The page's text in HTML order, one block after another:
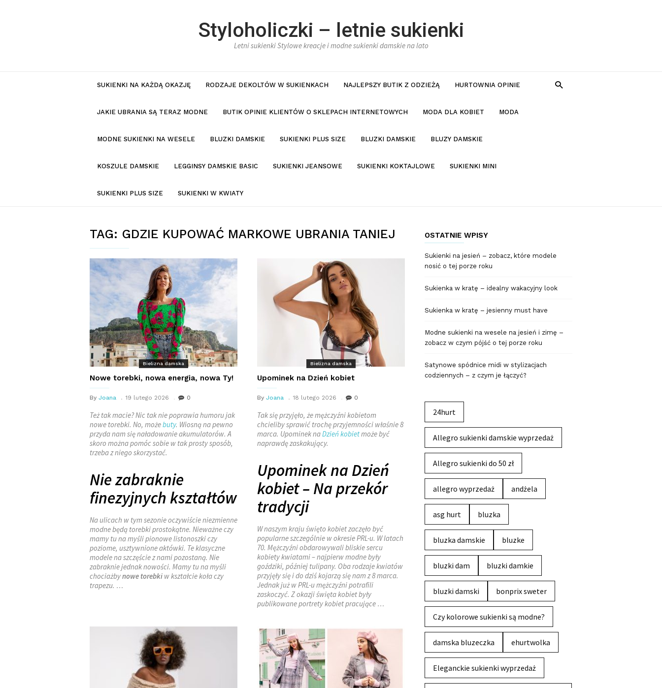
Styloholiczki – letnie sukienki
Letni sukienki Stylowe kreacje i modne sukienki damskie na lato
SUKIENKI NA KAŻDĄ OKAZJĘ RODZAJE DEKOLTÓW W SUKIENKACH NAJLEPSZY BUTIK Z ODZIEŻĄ HURTOWNIA OPINIE
JAKIE UBRANIA SĄ TERAZ MODNE BUTIK OPINIE KLIENTÓW O SKLEPACH INTERNETOWYCH MODA DLA KOBIET MODA
MODNE SUKIENKI NA WESELE BLUZKI DAMSKIE SUKIENKI PLUS SIZE BLUZKI DAMSKIE BLUZY DAMSKIE
KOSZULE DAMSKIE LEGGINSY DAMSKIE BASIC SUKIENKI JEANSOWE SUKIENKI KOKTAJLOWE SUKIENKI MINI
SUKIENKI PLUS SIZE SUKIENKI W KWIATY
TAG: GDZIE KUPOWAĆ MARKOWE UBRANIA TANIEJ
Bielizna damska
Nowe torebki, nowa energia, nowa Ty!
By Joana 19 lutego 2026 0
Też tak macie? Nic tak nie poprawia humoru jak
nowe torebki. No, możebuty. Wiosną na pewno
przyda nam się naładowanie akumulatorów. A
skoro można pomóc sobie w tak prosty sposób,
trzeba z niego skorzystać.
Nie zabraknie
finezyjnych kształtów
Na ulicach w tym sezonie oczywiście niezmienne
modne będą torebki prostokątne. Nieważne czy
mamy tu na myśli pionowe listonoszki czy
poziome, usztywnione aktówki. Te klasyczne
modele na szczęście z nami pozostaną. Nie
zabraknie jednak nowości. Mamy tu na myśli
chociażbynowe torebki w kształcie koła czy
trapezu. …
Bielizna damska
Upominek na Dzień kobiet
By Joana 18 lutego 2026 0
Tak się przyjęło, że mężczyźni kobietom
chcieliby sprawić trochę przyjemności właśnie 8
marca. Upominek naDzień kobietmoże być
naprawdę zaskakujący.
Upominek na Dzień
kobiet – Na przekór
tradycji
W naszym kraju święto kobiet zaczęło być
popularne szczególnie w okresie PRL-u. W latach
70. Mężczyźni obdarowywali bliskie sercu
kobiety kwiatami – najpierw modne były
goździki, później tulipany. Oba rodzaje kwiatów
przyjęły się i do dziś kojarzą się nam z 8 marca.
Jednak już w PRL-u mężczyźni potrafili
zaskoczyć. Z okazji święta kobiet były
publikowane portrety kobiet pracujące …
OSTATNIE WPISY
Sukienki na jesień – zobacz, które modele
nosić o tej porze roku
Sukienka w kratę – idealny wakacyjny look
Sukienka w kratę – jesienny must have
Modne sukienki na wesele na jesień i zimę –
zobacz w czym pójść o tej porze roku
Satynowe spódnice midi w stylizacjach
codziennych – z czym je łączyć?
24hurt
Allegro sukienki damskie wyprzedaż
Allegro sukienki do 50 zł
allegro wyprzedaż andżela
asg hurt bluzka
bluzka damskie bluzke
bluzki dam bluzki damkie
bluzki damski bonprix sweter
Czy kolorowe sukienki są modne?
damska bluzeczka ehurtwolka
Eleganckie sukienki wyprzedaż